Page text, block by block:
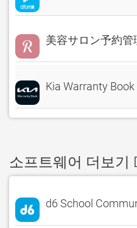
美容サロン予約管
Kia Warranty Book
소프트웨어 더보기
d6 School